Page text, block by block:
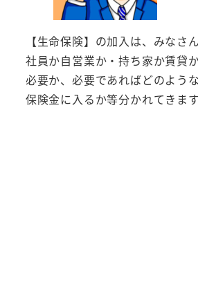
【生命保険】の加入は、みなさ
社員か自営業か・持ち家か賃貸
必要か、必要であればどのよう
保険金に入るか等分かれてきます